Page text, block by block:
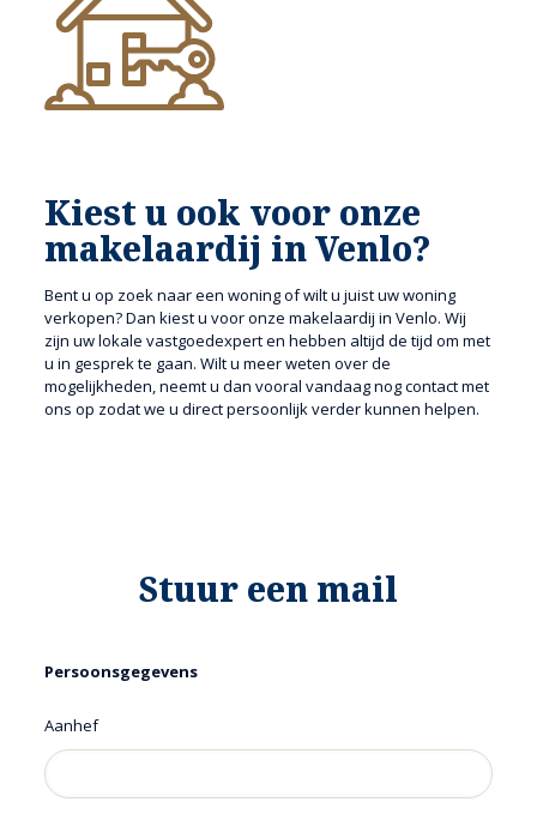
Kiest u ook voor onze
makelaardij in Venlo?
Bent u op zoek naar een woning of wilt u juist uw woning
verkopen? Dan kiest u voor onze makelaardij in Venlo. Wij
zijn uw lokale vastgoedexpert en hebben altijd de tijd om met
u in gesprek te gaan. Wilt u meer weten over de
mogelijkheden, neemt u dan vooral vandaag nog contact met
ons op zodat we u direct persoonlijk verder kunnen helpen.
Stuur een mail
Persoonsgegevens
Aanhef